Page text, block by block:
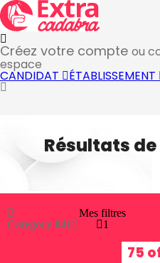
Créez votre compte ou
espace
CANDIDAT ÉTABLISSEMENT
Résultats
Category 841
Mes filtres
1
75